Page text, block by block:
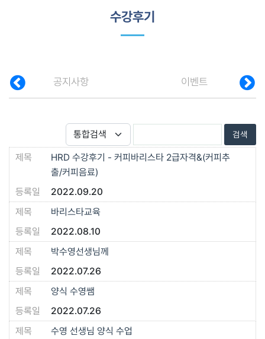
수강후기
공지사항 이벤트
HRD 수강후기 - 커피바리스타 2급자격&(커피추
출/커피음료)
2022.09.20
바리스타교육
2022.08.10
박수영선생님께
2022.07.26
양식 수영쌤
2022.07.26
수영 선생님 양식 수업